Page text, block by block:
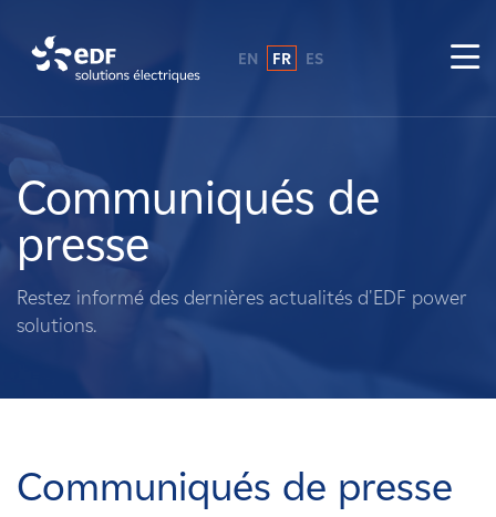
A propos de nous
Ce que nous faisons
Propriétaires fonciers
Carrières
EN FR ES
Communiqués de
presse
Restez informé des dernières actualités d'EDF power
solutions.
Communiqués de presse